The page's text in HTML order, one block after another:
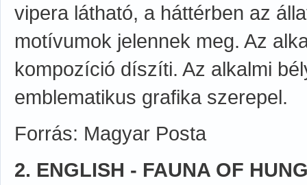
vipera látható, a háttérben az
motívumok jelennek meg. Az
kompozíció díszíti. Az alkalmi
emblematikus grafika szerepel.
Forrás: Magyar Posta
2. ENGLISH - FAUNA OF